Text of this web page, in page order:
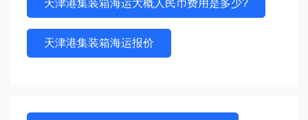
天津港集装箱海运大概人民币费用是多少?
天津港集装箱海运报价